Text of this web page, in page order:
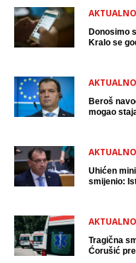
AKTUALNO
Donosimo
Kralo se
AKTUALNO
Beroš
mogao
AKTUALNO
Uhićen
smijenio:
AKTUALNO
Tragična
Ćorušić